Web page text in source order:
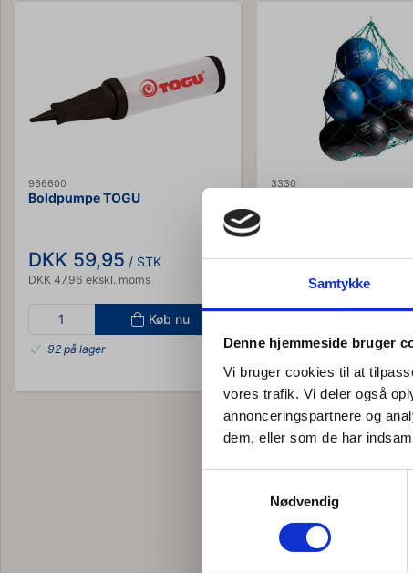
Samtykke
Denne hjemmeside bruger
Vi bruger cookies til at
vores trafik. Vi deler også
annonceringspartnere og
dem, eller som de har
Nødvendig
966600
Boldpumpe TOGU
DKK 59,95 / STK
DKK 47,96 ekskl. moms
Køb nu
92 på lager
3330
DKK 94,95/ STK
DKK 75,96 ekskl. moms
2 på lager